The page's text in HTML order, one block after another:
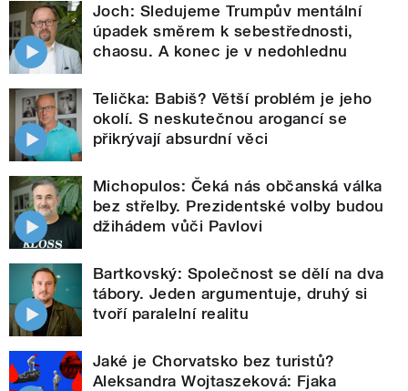
Joch: Sledujeme Trumpův mentální
úpadek směrem k sebestřednosti,
chaosu. A konec je v nedohlednu
Telička: Babiš? Větší problém je jeho
okolí. S neskutečnou arogancí se
přikrývají absurdní věci
Michopulos: Čeká nás občanská válka
bez střelby. Prezidentské volby budou
džihádem vůči Pavlovi
Bartkovský: Společnost se dělí na dva
tábory. Jeden argumentuje, druhý si
tvoří paralelní realitu
Jaké je Chorvatsko bez turistů?
Aleksandra Wojtaszeková: Fjaka